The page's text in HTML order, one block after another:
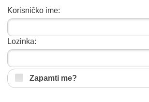
Korisničko ime:
Lozinka:
Zapamti me?